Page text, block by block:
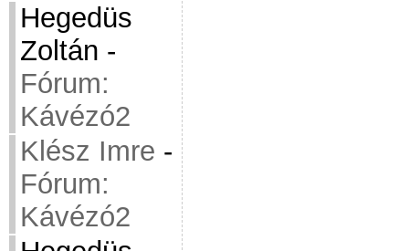
Hegedüs
Zoltán -
Fórum:
Kávézó2
Klész Imre -
Fórum:
Kávézó2